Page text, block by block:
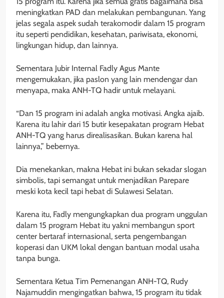
meningkatkan PAD dan melakukan pembangunan. Yang
jelas segala aspek sudah terakomodir dalam 15 program
itu seperti pendidikan, kesehatan, pariwisata, ekonomi,
lingkungan hidup, dan lainnya.
Sementara Jubir Internal Fadly Agus Mante
mengemukakan, jika paslon yang lain mendengar dan
menyapa, maka ANH-TQ hadir untuk melayani.
“Dan 15 program ini adalah angka motivasi. Angka ajaib.
Karena itu lahir dari 15 butir kesepakatan program Hebat
ANH-TQ yang harus direalisasikan. Bukan karena hal
lainnya,” bebernya.
Dia menekankan, makna Hebat ini bukan sekadar slogan
simbolis, tapi semangat untuk menjadikan Parepare
meski kota kecil tapi hebat di Sulawesi Selatan.
Karena itu, Fadly mengungkapkan dua program unggulan
dalam 15 program Hebat itu yakni membangun sport
center bertaraf internasional, serta pengembangan
koperasi dan UKM lokal dengan bantuan modal usaha
tanpa bunga.
Sementara Ketua Tim Pemenangan ANH-TQ, Rudy
Najamuddin mengingatkan bahwa, 15 program itu tidak